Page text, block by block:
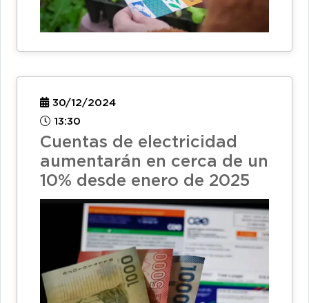
30/12/2024
13:30
Cuentas de electricidad
aumentarán en cerca de un
10% desde enero de 2025